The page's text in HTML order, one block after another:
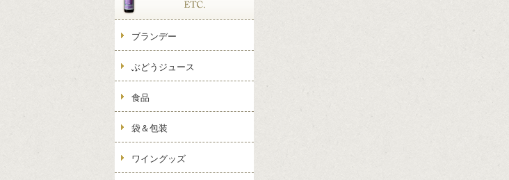
ブランデー
ぶどうジュース
食品
袋＆包装
ワイングッズ